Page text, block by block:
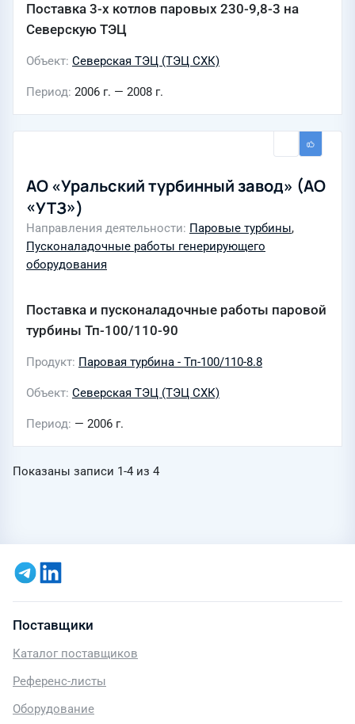
Поставка 3-х котлов паровых 230-9,8-3 на
Северскую ТЭЦ
Объект Северская ТЭЦ (ТЭЦ СХК)
Период 2006 г. — 2008 г.
АО «Уральский турбинный завод» (АО
«УТЗ»)
Направления деятельности Паровые турбины,
Пусконаладочные работы генерирующего
оборудования
Поставка и пусконаладочные работы паровой
турбины Тп-100/110-90
Продукт Паровая турбина - Тп-100/110-8.8
Объект Северская ТЭЦ (ТЭЦ СХК)
Период — 2006 г.
Показаны записи 1-4 из 4
Поставщики
Каталог поставщиков
Референс-листы
Оборудование